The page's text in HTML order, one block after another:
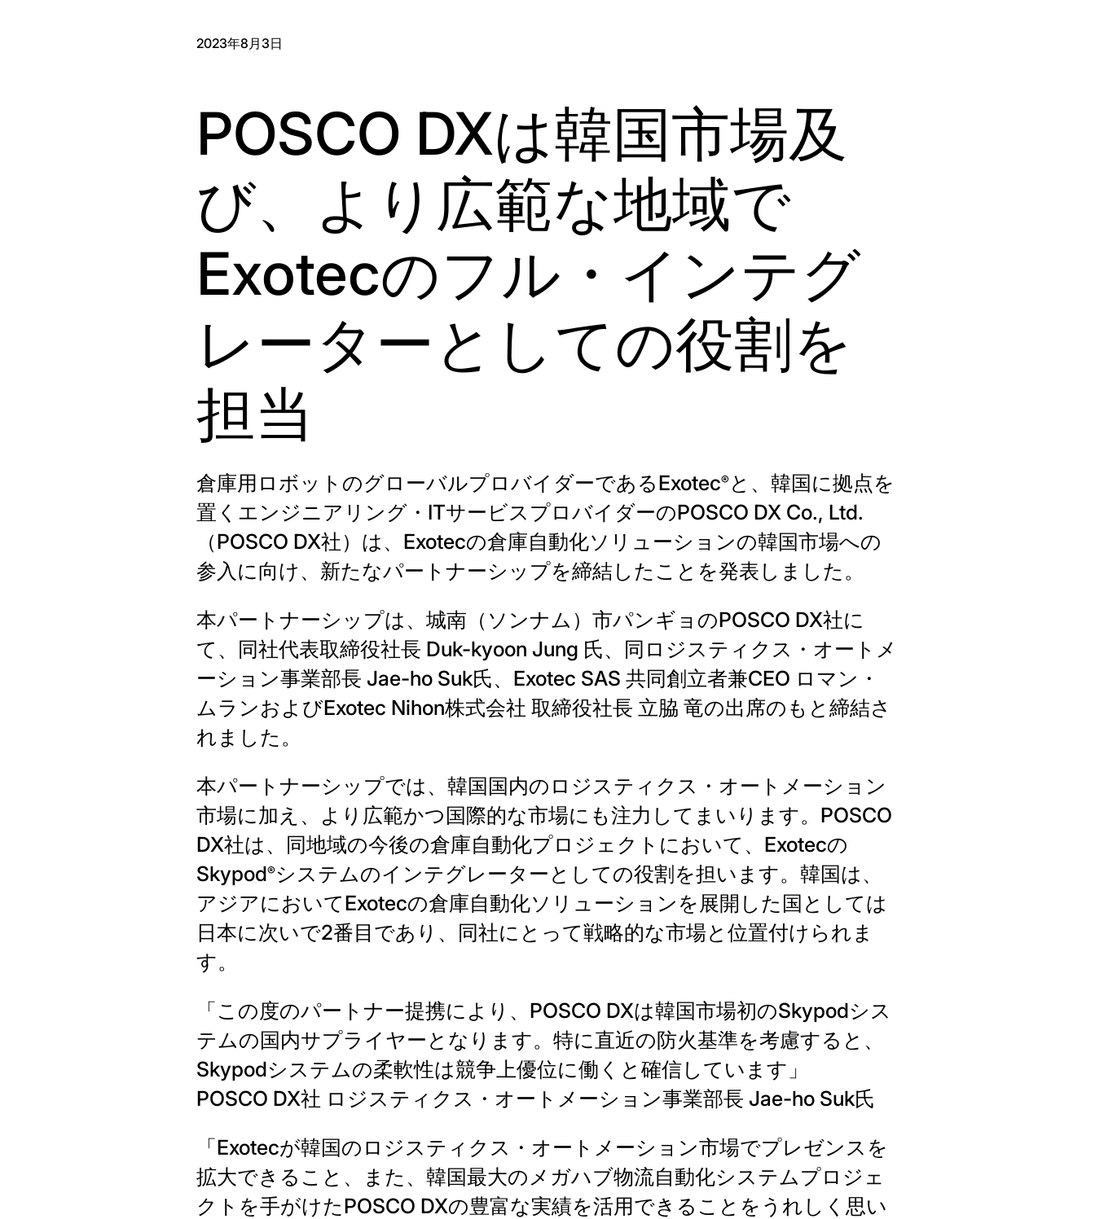
2023年8月3日
POSCO DXは韓国市場及
び、より広範な地域で
Exotecのフル・インテグ
レーターとしての役割を
担当
倉庫用ロボットのグローバルプロバイダーであるExotec® と、韓国に拠点を
置くエンジニアリング・ITサービスプロバイダーのPOSCO DX Co., Ltd.
（POSCO DX社）は、Exotecの倉庫自動化ソリューションの韓国市場への
参入に向け、新たなパートナーシップを締結したことを発表しました。
本パートナーシップは、城南（ソンナム）市パンギョのPOSCO DX社に
て、同社代表取締役社長 Duk-kyoon Jung 氏、同ロジスティクス・オートメ
ーション事業部長 Jae-ho Suk氏、Exotec SAS 共同創立者兼CEO ロマン・
ムランおよびExotec Nihon株式会社 取締役社長 立脇 竜の出席のもと締結さ
れました。
本パートナーシップでは、韓国国内のロジスティクス・オートメーション
市場に加え、より広範かつ国際的な市場にも注力してまいります。POSCO
DX社は、同地域の今後の倉庫自動化プロジェクトにおいて、Exotecの
Skypod®システムのインテグレーターとしての役割を担います。韓国は、
アジアにおいてExotecの倉庫自動化ソリューションを展開した国としては
日本に次いで2番目であり、同社にとって戦略的な市場と位置付けられま
す。
「この度のパートナー提携により、POSCO DXは韓国市場初のSkypodシス
テムの国内サプライヤーとなります。特に直近の防火基準を考慮すると、
Skypodシステムの柔軟性は競争上優位に働くと確信しています」
POSCO DX社 ロジスティクス・オートメーション事業部長 Jae-ho Suk氏
「Exotecが韓国のロジスティクス・オートメーション市場でプレゼンスを
拡大できること、また、韓国最大のメガハブ物流自動化システムプロジェ
クトを手がけたPOSCO DXの豊富な実績を活用できることをうれしく思い